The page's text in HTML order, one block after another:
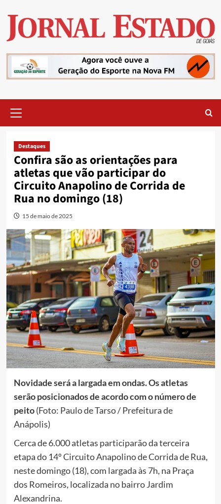
content
Menu
Destaques
Confira são as orientações para
atletas que vão participar do
Circuito Anapolino de Corrida de
Rua no domingo (18)
15 de maio de 2025
Novidade será a largada em ondas. Os atletas
serão posicionados de acordo com o número de
peito(Foto: Paulo de Tarso / Prefeitura de
Anápolis)
Cerca de 6.000 atletas participarão da terceira
etapa do 14º Circuito Anapolino de Corrida de Rua,
neste domingo (18), com largada às 7h, na Praça
dos Romeiros, localizada no bairro Jardim
Alexandrina.